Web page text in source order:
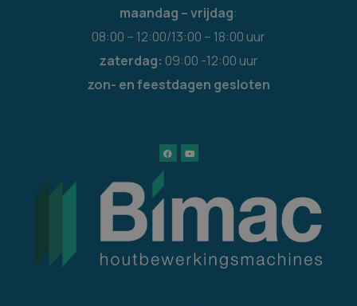
maandag – vrijdag:
08:00 – 12:00/13:00 – 18:00 uur
zaterdag: 09:00 -12:00 uur
zon- en feestdagen gesloten